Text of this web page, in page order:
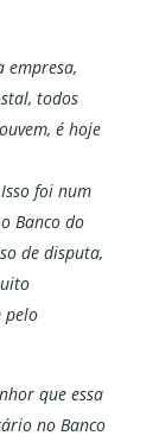
empresa,
todos
é hoje
foi num
Banco do
de disputa,
pelo
que essa
no Banco